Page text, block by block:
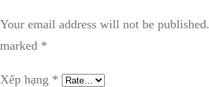
Your email address will not be published.
marked *
Xếp hạng *